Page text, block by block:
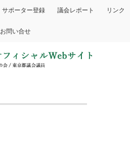
サポーター登録 議会レポート リンク
お問い合せ